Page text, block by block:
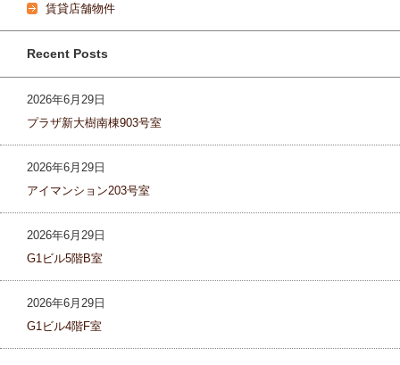
賃貸店舗物件
Recent Posts
2026年6月29日
プラザ新大樹南棟903号室
2026年6月29日
アイマンション203号室
2026年6月29日
G1ビル5階B室
2026年6月29日
G1ビル4階F室